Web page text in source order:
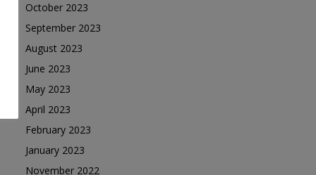
October 2023
September 2023
August 2023
June 2023
May 2023
April 2023
February 2023
January 2023
November 2022